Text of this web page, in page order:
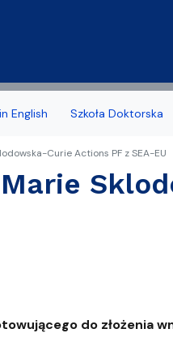
English Szkoła Doktorska
Curie Actions PF z SEA-EU
do złożenia